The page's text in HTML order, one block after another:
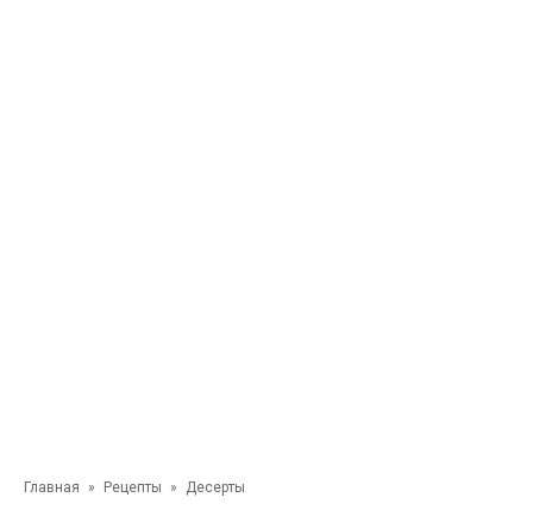
Главная » Рецепты » Десерты